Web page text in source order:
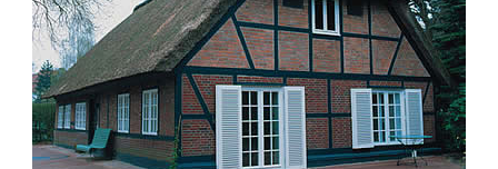
Werkstatt
Kontakt
Impressum
Datenschutz